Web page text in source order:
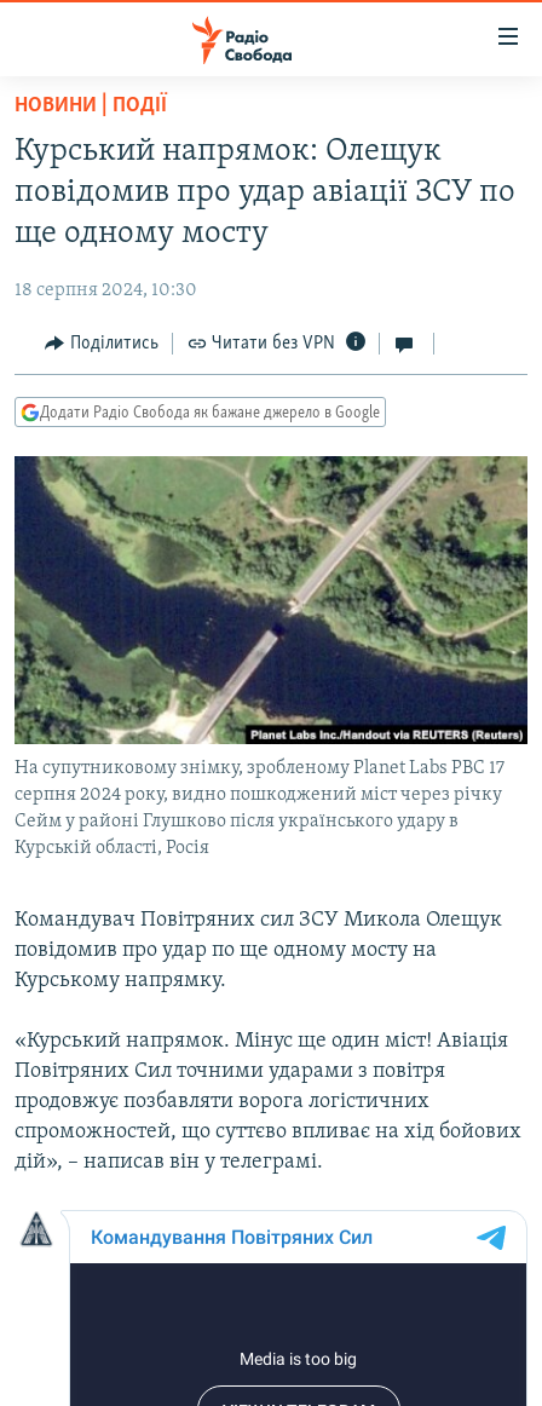
Перейти
основного
матеріалу
до
основної
навігації
Перейти
до
пошуку
ВСЕ ЗА ДОБУ
ЕКОНОМІКА
СУСПІЛЬСТВО
УКРАЇНА
СВІТ
РОСІЙСЬКА «ФІЛЬТРАЦІЯ»
ДОНБАС.РЕАЛІЇ
ТИ ЯК?
СХЕМИ
КИТАЙ.ВИКЛИКИ
МУЛЬТИМЕДІА
ФОТО
СПЕЦПРОЄКТИ
ПОДКАСТИ
КРИМ РЕАЛІЇ
РУС
УКР
ДОЛУЧАЙСЯ!
Усі сайти RFE/RL
НОВИНИ | ПОДІЇ
Курський напрямок: Олещук
повідомив про удар авіації ЗСУ по
ще одному мосту
18 серпня 2024, 10:30
Поділитись Читати без VPN
Додати Радіо Свобода як бажане джерело в Google
На супутниковому знімку, зробленому Planet Labs PBC 17
серпня 2024 року, видно пошкоджений міст через річку
Сейм у районі Глушково після українського удару в
Курській області, Росія
Командувач Повітряних сил ЗСУ Микола Олещук
повідомив про удар по ще одному мосту на
Курському напрямку.
«Курський напрямок. Мінус ще один міст! Авіація
Повітряних Сил точними ударами з повітря
продовжує позбавляти ворога логістичних
спроможностей, що суттєво впливає на хід бойових
дій», – написав він у телеграмі.